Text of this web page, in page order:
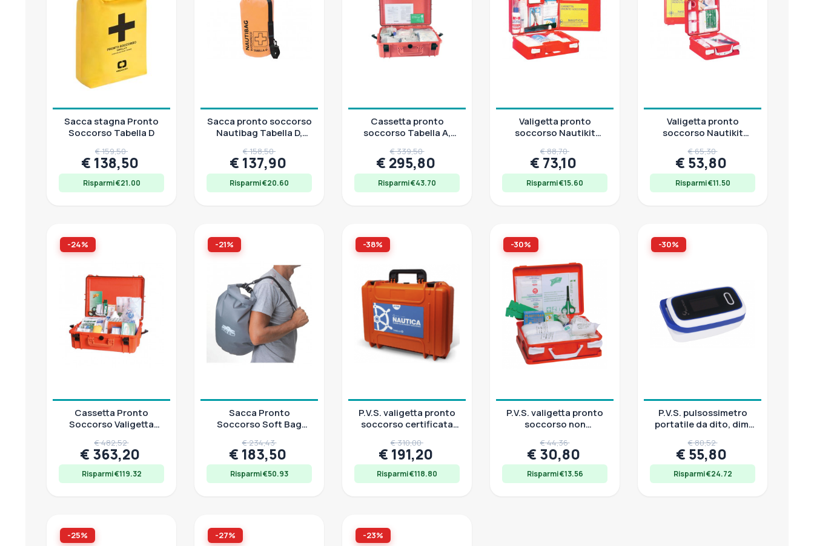
Sacca stagna Pronto
Soccorso Tabella D
€ 159,50
€ 138,50
Risparmi €21.00
Sacca pronto soccorso
Nautibag Tabella D,
€ 158,50
€ 137,90
Risparmi €20.60
Cassetta pronto
soccorso Tabella A,
IP67, DM 10/03/2022
€ 339,50
€ 295,80
Risparmi €43.70
Valigetta pronto
soccorso Nautikit
stagno
€ 88,70
€ 73,10
Risparmi €15.60
Valigetta pronto
soccorso Nautikit
stagno
€ 65,30
€ 53,80
Risparmi €11.50
-24%
Cassetta Pronto
Soccorso Valigetta
03/2022
€ 482,52
€ 363,20
Risparmi €119.32
-21%
Sacca Pronto
Soccorso Soft Bag
03/2022
€ 234,43
€ 183,50
Risparmi €50.93
-38%
P.V.S. valigetta pronto
soccorso certificata
€ 310,00
€ 191,20
Risparmi €118.80
-30%
P.V.S. valigetta pronto
soccorso non
stagna
€ 44,36
€ 30,80
Risparmi €13.56
-30%
P.V.S. pulsossimetro
portatile da dito, dim.
€ 80,52
€ 55,80
Risparmi €24.72
-25% -27% -23%